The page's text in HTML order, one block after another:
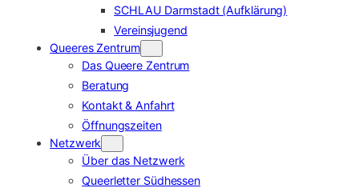
SCHLAU Darmstadt (Aufklärung)
Vereinsjugend
Queeres Zentrum
Das Queere Zentrum
Beratung
Kontakt & Anfahrt
Öffnungszeiten
Netzwerk
Über das Netzwerk
Queerletter Südhessen